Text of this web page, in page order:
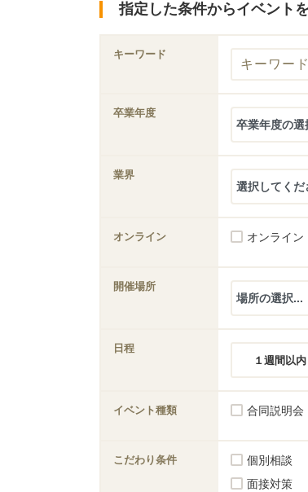
指定した条件からイベント
キーワード
卒業年度
業界
オンライン オンライン
開催場所
日程
１週間以内
イベント種類 合同説明会
こだわり条件 個別相談
面接対策